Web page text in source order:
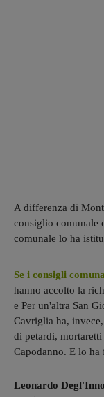
A differenza di
consiglio comunale
comunale lo ha
Se i consigli
hanno accolto la
e Per un'altra San
Cavriglia ha,
di petardi,
Capodanno. E lo ha
Leonardo